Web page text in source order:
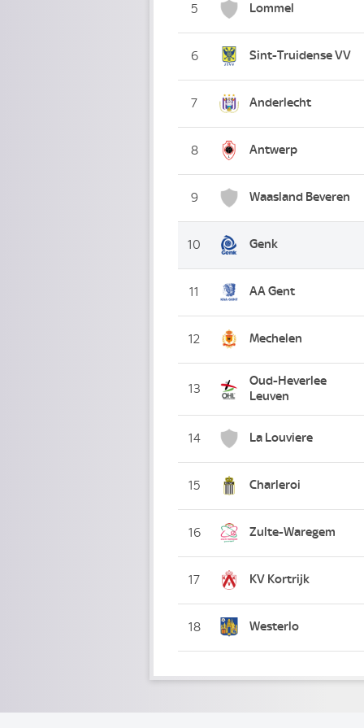
5 Lommel
6 Sint-Truidense VV
7 Anderlecht
8 Antwerp
9 Waasland Beveren
10 Genk
11 AA Gent
12 Mechelen
13
Oud-Heverlee
Leuven
14 La Louviere
15 Charleroi
16 Zulte-Waregem
17 KV Kortrijk
18 Westerlo